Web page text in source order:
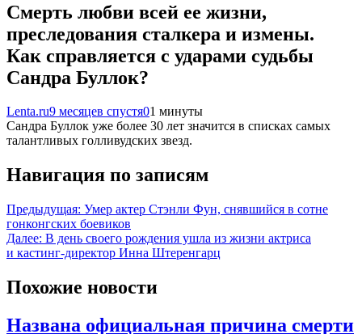
Смерть любви всей ее жизни,
преследования сталкера и измены.
Как справляется с ударами судьбы
Сандра Буллок?
Lenta.ru9 месяцев спустя01 минуты
Сандра Буллок уже более 30 лет значится в списках самых
талантливых голливудских звезд.
Навигация по записям
Предыдущая: Умер актер Стэнли Фун, снявшийся в сотне
гонконгских боевиков
Далее: В день своего рождения ушла из жизни актриса
и кастинг-директор Инна Штеренгарц
Похожие новости
Названа официальная причина смерти